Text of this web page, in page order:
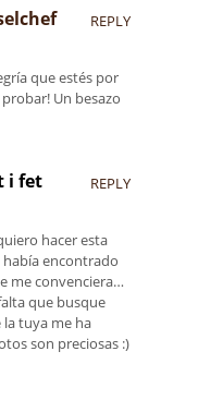
REPLY
que estés por
Un besazo
i fet REPLY
hacer esta
encontrado
me convenciera…
que busque
la tuya me ha
son preciosas :)